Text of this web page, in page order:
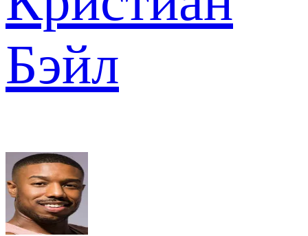
Бэйл